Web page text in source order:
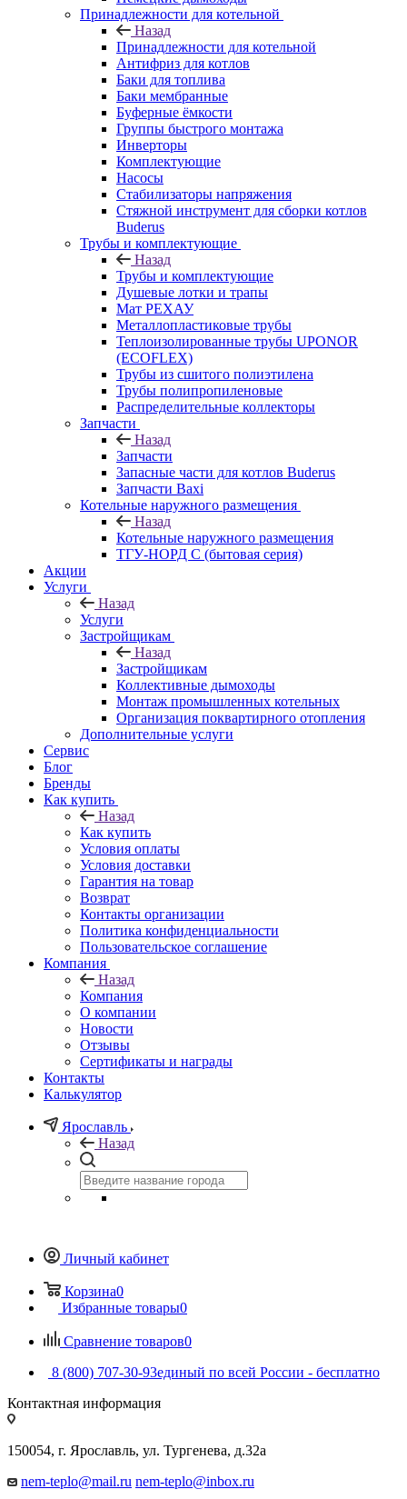
Принадлежности для котельной
Назад
Принадлежности для котельной
Антифриз для котлов
Баки для топлива
Баки мембранные
Буферные ёмкости
Группы быстрого монтажа
Инверторы
Комплектующие
Насосы
Стабилизаторы напряжения
Стяжной инструмент для сборки котлов
Buderus
Трубы и комплектующие
Назад
Трубы и комплектующие
Душевые лотки и трапы
Мат РЕХАУ
Металлопластиковые трубы
Теплоизолированные трубы UPONOR
(ECOFLEX)
Трубы из сшитого полиэтилена
Трубы полипропиленовые
Распределительные коллекторы
Запчасти
Назад
Запчасти
Запасные части для котлов Buderus
Запчасти Baxi
Котельные наружного размещения
Назад
Котельные наружного размещения
ТГУ-НОРД С (бытовая серия)
Акции
Услуги
Назад
Услуги
Застройщикам
Назад
Застройщикам
Коллективные дымоходы
Монтаж промышленных котельных
Организация поквартирного отопления
Дополнительные услуги
Сервис
Блог
Бренды
Как купить
Назад
Как купить
Условия оплаты
Условия доставки
Гарантия на товар
Возврат
Контакты организации
Политика конфиденциальности
Пользовательское соглашение
Компания
Назад
Компания
О компании
Новости
Отзывы
Сертификаты и награды
Контакты
Калькулятор
Ярославль
Назад
Личный кабинет
Корзина0
Избранные товары0
Сравнение товаров0
8 (800) 707-30-93единый по всей России - бесплатно
Контактная информация
150054, г. Ярославль, ул. Тургенева, д.32а
nem-teplo@mail.ru nem-teplo@inbox.ru